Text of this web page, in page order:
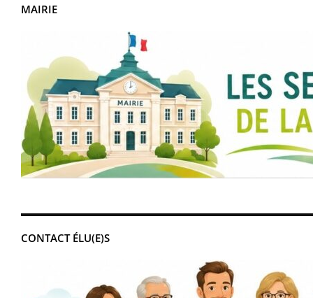
MAIRIE
CONTACT ÉLU(E)S